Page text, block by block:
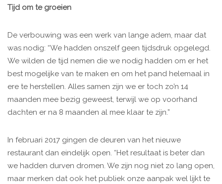
Tijd om te groeien
De verbouwing was een werk van lange adem, maar dat
was nodig: “We hadden onszelf geen tijdsdruk opgelegd.
We wilden de tijd nemen die we nodig hadden om er het
best mogelijke van te maken en om het pand helemaal in
ere te herstellen. Alles samen zijn we er toch zo’n 14
maanden mee bezig geweest, terwijl we op voorhand
dachten er na 8 maanden al mee klaar te zijn.”
In februari 2017 gingen de deuren van het nieuwe
restaurant dan eindelijk open. “Het resultaat is beter dan
we hadden durven dromen. We zijn nog niet zo lang open,
maar merken dat ook het publiek onze aanpak wel lijkt te